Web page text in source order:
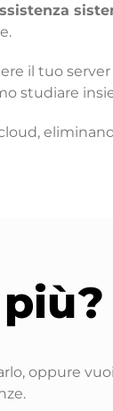
il tuo
studiare
oppure